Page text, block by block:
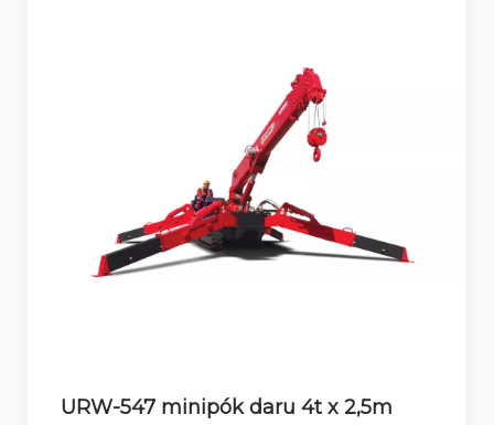
URW-547 minipók daru 4t x 2,5m